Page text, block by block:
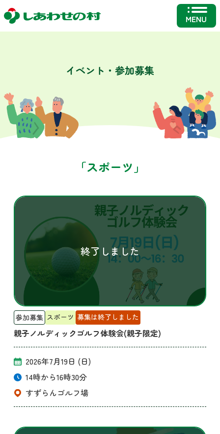
MENU
イベント・参加募集
「スポーツ」
参加募集 スポーツ 募集は終了しました
親子ノルディックゴルフ体験会(親子限定)
2026年7月19日 (日)
14時から16時30分
すずらんゴルフ場